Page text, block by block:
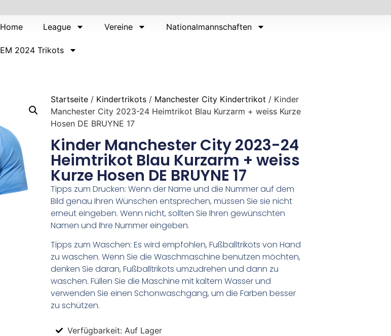
Home League Vereine Nationalmannschaften
EM 2024 Trikots
Startseite / Kindertrikots / Manchester City Kindertrikot / Kinder
Manchester City 2023-24 Heimtrikot Blau Kurzarm + weiss Kurze
Hosen DE BRUYNE 17
Kinder Manchester City 2023-24
Heimtrikot Blau Kurzarm + weiss
Kurze Hosen DE BRUYNE 17
Tipps zum Drucken: Wenn der Name und die Nummer auf dem
Bild genau Ihren Wünschen entsprechen, müssen Sie sie nicht
erneut eingeben. Wenn nicht, sollten Sie Ihren gewünschten
Namen und Ihre Nummer eingeben.
Tipps zum Waschen: Es wird empfohlen, Fußballtrikots von Hand
zu waschen. Wenn Sie die Waschmaschine benutzen möchten,
denken Sie daran, Fußballtrikots umzudrehen und dann zu
waschen. Füllen Sie die Maschine mit kaltem Wasser und
verwenden Sie einen Schonwaschgang, um die Farben besser
zu schützen.
Verfügbarkeit: Auf Lager